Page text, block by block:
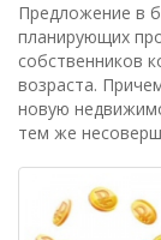
Предложение в
планирующих
собственников
возраста.
новую
тем же